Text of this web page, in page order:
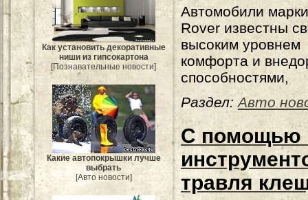
Как установить декоративные
ниши из гипсокартона
[Познавательные новости]
Какие автопокрышки лучше
выбрать
[Авто новости]
Автомобили
Rover известны
высоким уровнем
комфорта и
способностями,
Раздел: Авто
С помощью
травля